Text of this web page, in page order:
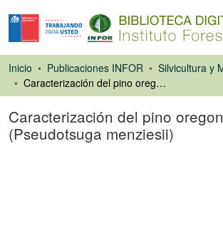
Inicio Publicaciones INFOR
Caracterización del pino oregon (Pseudotsuga menziesii)
Caracterización del pino oregon
(Pseudotsuga menziesii)